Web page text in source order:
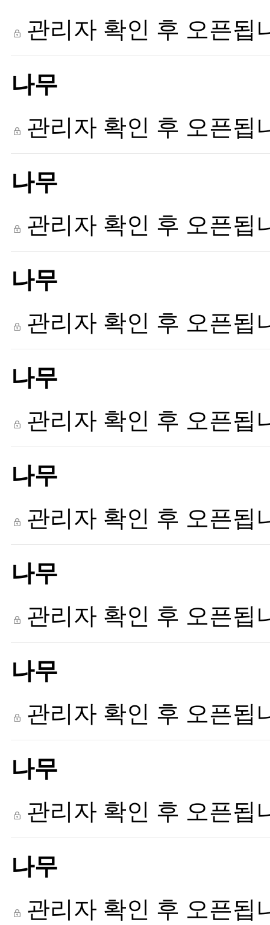
관리자 확인 후 오픈됩
나무
관리자 확인 후 오픈됩
나무
관리자 확인 후 오픈됩
나무
관리자 확인 후 오픈됩
나무
관리자 확인 후 오픈됩
나무
관리자 확인 후 오픈됩
나무
관리자 확인 후 오픈됩
나무
관리자 확인 후 오픈됩
나무
관리자 확인 후 오픈됩
나무
관리자 확인 후 오픈됩